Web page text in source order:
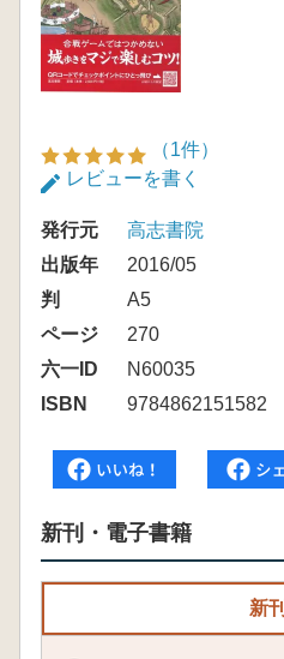
（1件）
レビューを書く
発行元
高志書院
出版年
2016/05
判
A5
ページ
270
六一ID
N60035
ISBN
9784862151582
新刊・電子書籍
新刊